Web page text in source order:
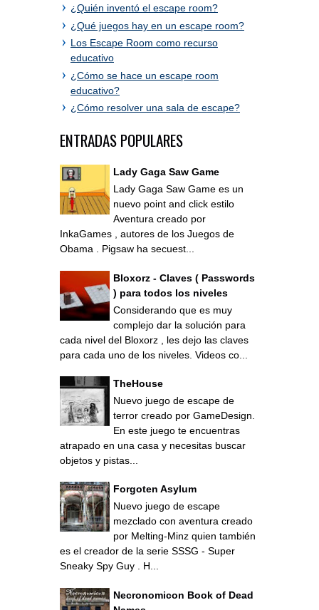
¿Quién inventó el escape room?
¿Qué juegos hay en un escape room?
Los Escape Room como recurso
educativo
¿Cómo se hace un escape room
educativo?
¿Cómo resolver una sala de escape?
ENTRADAS POPULARES
Lady Gaga Saw Game
Lady Gaga Saw Game es un
nuevo point and click estilo
Aventura creado por
InkaGames , autores de los Juegos de
Obama . Pigsaw ha secuest...
Bloxorz - Claves ( Passwords
) para todos los niveles
Considerando que es muy
complejo dar la solución para
cada nivel del Bloxorz , les dejo las claves
para cada uno de los niveles. Videos co...
TheHouse
Nuevo juego de escape de
terror creado por GameDesign.
En este juego te encuentras
atrapado en una casa y necesitas buscar
objetos y pistas...
Forgoten Asylum
Nuevo juego de escape
mezclado con aventura creado
por Melting-Minz quien también
es el creador de la serie SSSG - Super
Sneaky Spy Guy . H...
Necronomicon Book of Dead